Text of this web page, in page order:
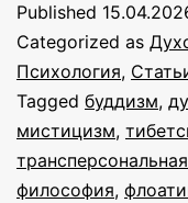
Published
Categorized as
Психология,
Tagged буддизм,
мистицизм,
философия,